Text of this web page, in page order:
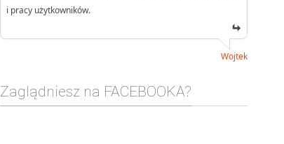
i pracy użytkowników.
Wojtek
Zaglądniesz na FACEBOOKA?